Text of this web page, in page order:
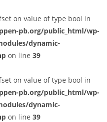
on value of type bool in
pb.org/public_html/wp-
dynamic-
on line 39
on value of type bool in
pb.org/public_html/wp-
dynamic-
on line 39